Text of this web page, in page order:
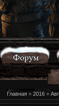
Главная » 2016 »